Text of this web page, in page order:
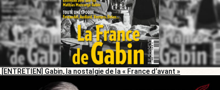
[ENTRETIEN] Gabin, la nostalgie de la « France d’avant »